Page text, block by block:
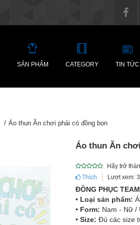
SẢN PHẨM CATEGORY TIN TỨC
Áo thun Ăn chơi phải có đồng bọn
Áo thun Ăn
Hãy trở
Thích
Lượt xem:
ĐỒNG PHỤC
• Loại sản phẩm:
• Form: Nam - Nữ /
• Size: Đủ các size